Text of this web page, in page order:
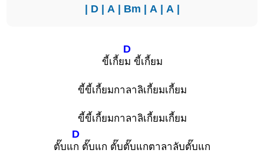
| D| A| Bm | A| A|
ขี้เกี้ย
D
ม ขี้เกี้ยม
ขี้ขี้เกี้ยมกาลาลิเกี้ยมเกี้ยม
ขี้ขี้เกี้ยมกาลาลิเกี้ยมเกี้ยม
ตั๊บแ
D
ก ตั๊บแก ตั๊บตั๊บแกตาลาลับตั๊บแก